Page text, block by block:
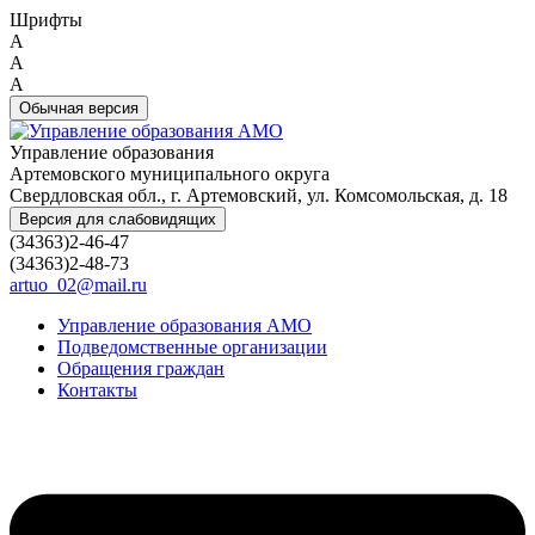
Шрифты
A
A
A
Обычная версия
Управление образования
Артемовского муниципального округа
Свердловская обл., г. Артемовский, ул. Комсомольская, д. 18
Версия для слабовидящих
(34363)2-46-47
(34363)2-48-73
artuo_02@mail.ru
Управление образования АМО
Подведомственные организации
Обращения граждан
Контакты